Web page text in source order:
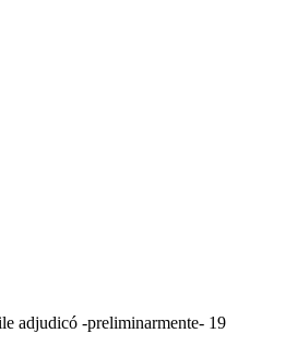
adjudicó -preliminarmente- 19